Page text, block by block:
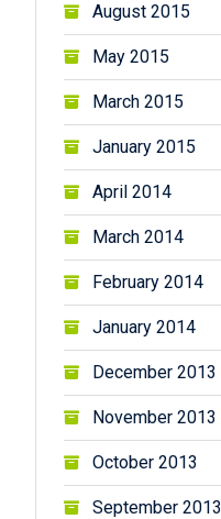
August 2015
May 2015
March 2015
January 2015
April 2014
March 2014
February 2014
January 2014
December 2013
November 2013
October 2013
September 2013